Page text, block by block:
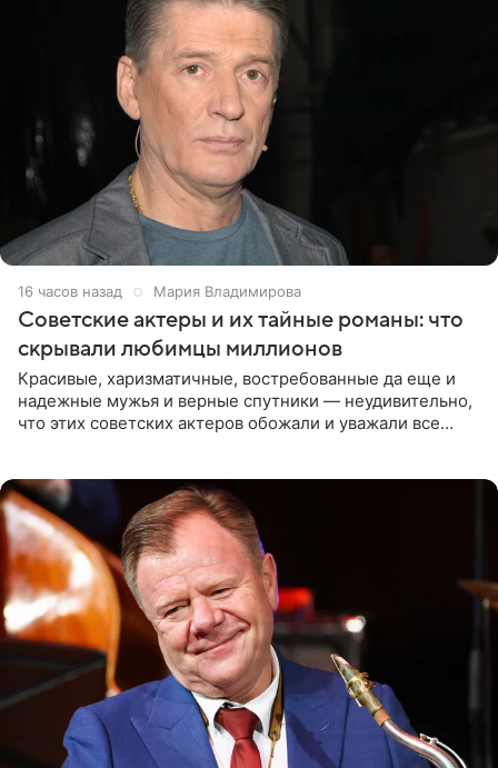
16 часов назад Мария Владимирова
Советские актеры и их тайные романы: что
скрывали любимцы миллионов
Красивые, харизматичные, востребованные да еще и
надежные мужья и верные спутники — неудивительно,
что этих советских актеров обожали и уважали все